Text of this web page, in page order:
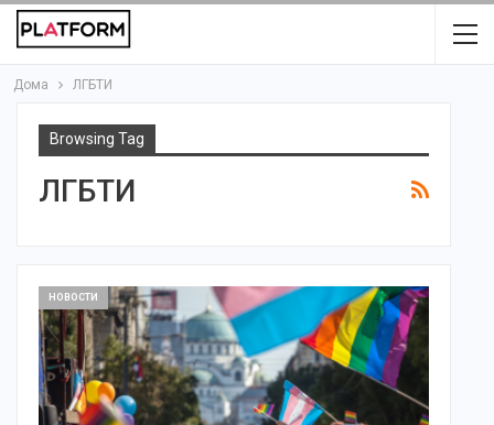
Дома ЛГБТИ
Browsing Tag
ЛГБТИ
НОВОСТИ